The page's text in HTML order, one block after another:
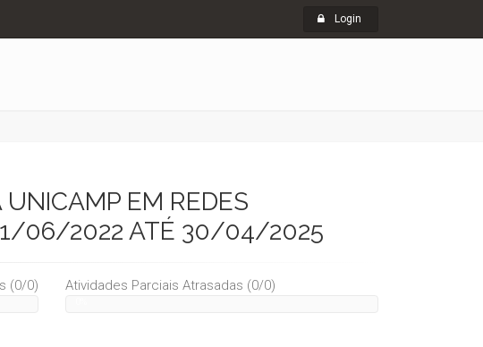
Login
EM REDES
06/2022 ATÉ 30/04/2025
(0/0) Atividades Parciais Atrasadas (0/0)